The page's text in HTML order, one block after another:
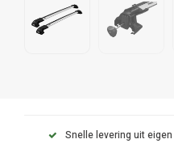
Snelle levering uit